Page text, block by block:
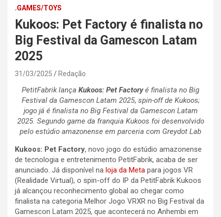
.GAMES/TOYS
Kukoos: Pet Factory é finalista no
Big Festival da Gamescon Latam
2025
31/03/2025 Redação
PetitFabrik lança Kukoos: Pet Factoryé finalista no Big
Festival da Gamescon Latam 2025, spin-off de Kukoos;
jogo já é finalista no Big Festival da Gamescon Latam
2025. Segundo game da franquia Kukoos foi desenvolvido
pelo estúdio amazonense em parceria com Greydot Lab
Kukoos: Pet Factory, novo jogo do estúdio amazonense
de tecnologia e entretenimento PetitFabrik, acaba de ser
anunciado. Já disponível na loja da Meta para jogos VR
(Realidade Virtual), o spin-off do IP da PetitFabrik Kukoos
já alcançou reconhecimento global ao chegar como
finalista na categoria Melhor Jogo VRXR no Big Festival da
Gamescon Latam 2025, que acontecerá no Anhembi em